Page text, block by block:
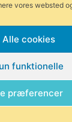
vores websted
Alle cookies
funktionelle
præferencer